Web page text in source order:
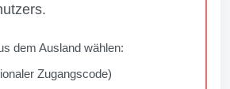
dem Ausland wählen:
Zugangscode)